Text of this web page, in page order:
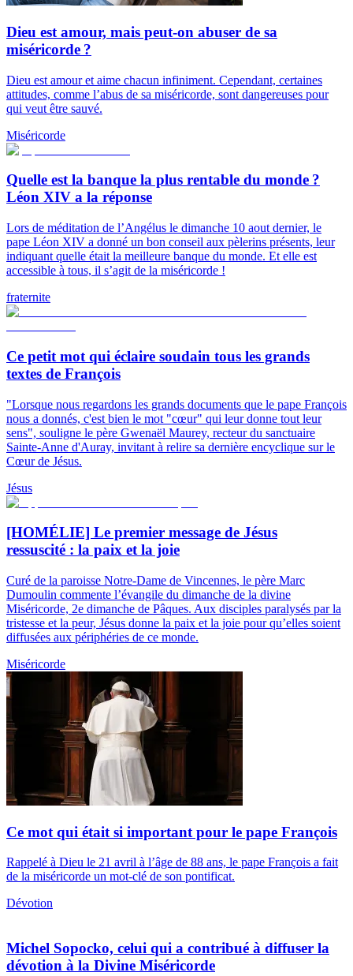
Dieu est amour, mais peut-on abuser de sa
miséricorde ?
Dieu est amour et aime chacun infiniment. Cependant, certaines
attitudes, comme l’abus de sa miséricorde, sont dangereuses pour
qui veut être sauvé.
Miséricorde
Quelle est la banque la plus rentable du monde ?
Léon XIV a la réponse
Lors de méditation de l’Angélus le dimanche 10 aout dernier, le
pape Léon XIV a donné un bon conseil aux pèlerins présents, leur
indiquant quelle était la meilleure banque du monde. Et elle est
accessible à tous, il s’agit de la miséricorde !
fraternite
Ce petit mot qui éclaire soudain tous les grands
textes de François
"Lorsque nous regardons les grands documents que le pape François
nous a donnés, c'est bien le mot "cœur" qui leur donne tout leur
sens", souligne le père Gwenaël Maurey, recteur du sanctuaire
Sainte-Anne d'Auray, invitant à relire sa dernière encyclique sur le
Cœur de Jésus.
Jésus
[HOMÉLIE] Le premier message de Jésus
ressuscité : la paix et la joie
Curé de la paroisse Notre-Dame de Vincennes, le père Marc
Dumoulin commente l’évangile du dimanche de la divine
Miséricorde, 2e dimanche de Pâques. Aux disciples paralysés par la
tristesse et la peur, Jésus donne la paix et la joie pour qu’elles soient
diffusées aux périphéries de ce monde.
Miséricorde
Ce mot qui était si important pour le pape François
Rappelé à Dieu le 21 avril à l’âge de 88 ans, le pape François a fait
de la miséricorde un mot-clé de son pontificat.
Dévotion
Michel Sopocko, celui qui a contribué à diffuser la
dévotion à la Divine Miséricorde